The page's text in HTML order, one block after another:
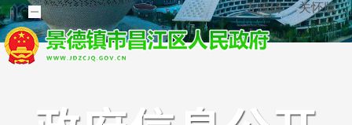
关怀版
无障碍